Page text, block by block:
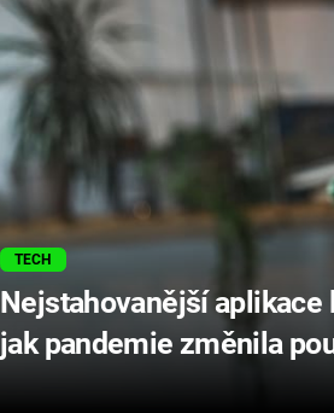
TECH
Nejstahovanější
jak pandemie změnila